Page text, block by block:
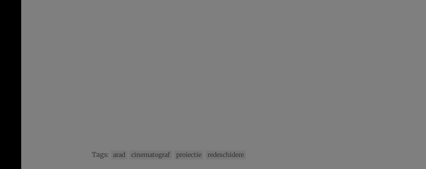
Tags: arad cinematograf proiectie redeschidere